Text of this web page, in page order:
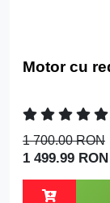
Motor cu
1 700.00 RON
1 499.99 RON